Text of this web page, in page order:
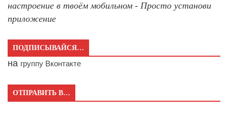
настроение в твоём мобильном - Просто установи
приложение
ПОДПИСЫВАЙСЯ…
на группу Вконтакте
ОТПРАВИТЬ В…